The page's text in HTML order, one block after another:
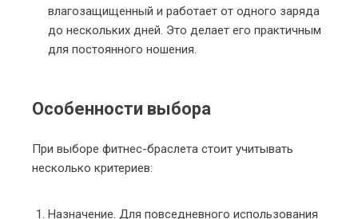
влагозащищенный и работает от одного заряда
до нескольких дней. Это делает его практичным
для постоянного ношения.
Особенности выбора
При выборе фитнес-браслета стоит учитывать
несколько критериев:
Назначение. Для повседневного использования